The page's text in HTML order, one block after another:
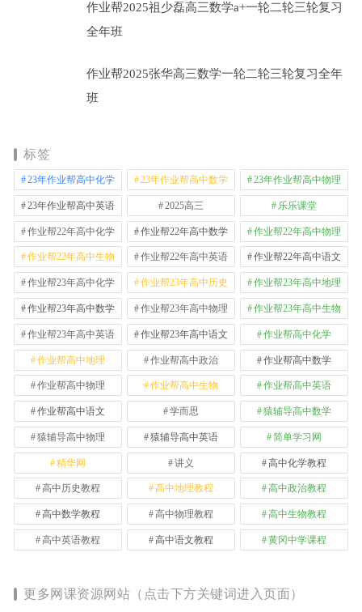
作业帮2025祖少磊高三数学a+一轮二轮三轮复习
全年班
作业帮2025张华高三数学一轮二轮三轮复习全年
班
标签
23年作业帮高中化学 23年作业帮高中数学 23年作业帮高中物理
23年作业帮高中英语 2025高三 乐乐课堂
作业帮22年高中化学 作业帮22年高中数学 作业帮22年高中物理
作业帮22年高中生物 作业帮22年高中英语 作业帮22年高中语文
作业帮23年高中化学 作业帮23年高中历史 作业帮23年高中地理
作业帮23年高中数学 作业帮23年高中物理 作业帮23年高中生物
作业帮23年高中英语 作业帮23年高中语文 作业帮高中化学
作业帮高中地理 作业帮高中政治 作业帮高中数学
作业帮高中物理 作业帮高中生物 作业帮高中英语
作业帮高中语文 学而思 猿辅导高中数学
猿辅导高中物理 猿辅导高中英语 简单学习网
精华网 讲义 高中化学教程
高中历史教程 高中地理教程 高中政治教程
高中数学教程 高中物理教程 高中生物教程
高中英语教程 高中语文教程 黄冈中学课程
更多网课资源网站（点击下方关键词进入页面）